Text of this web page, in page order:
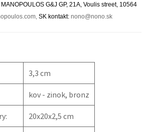
MANOPOULOS G&J GP, 21A, Voulis street, 10564
, SK kontakt: nono@nono.sk
3,3 cm
kov - zinok, bronz
20x20x2,5 cm